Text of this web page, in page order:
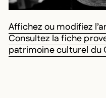
Affichez ou modifiez
Consultez la fiche
patrimoine culturel du